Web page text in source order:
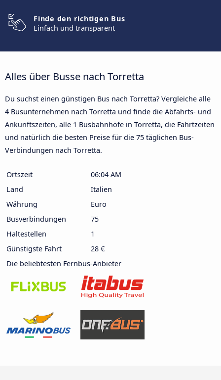
Finde den richtigen Bus
Einfach und transparent
Alles über Busse nach Torretta
Du suchst einen günstigen Bus nach Torretta? Vergleiche alle
4 Busunternehmen nach Torretta und finde die Abfahrts- und
Ankunftszeiten, alle 1 Busbahnhöfe in Torretta, die Fahrtzeiten
und natürlich die besten Preise für die 75 täglichen Bus-
Verbindungen nach Torretta.
Ortszeit
06:04 AM
Land
Italien
Währung
Euro
Busverbindungen
75
Haltestellen
1
Günstigste Fahrt
28 €
Die beliebtesten Fernbus-Anbieter